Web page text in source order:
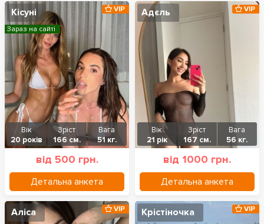
Кісуні
Вік
20 років
Зріст
166 см.
Вага
51 кг.
від 500 грн.
Детальна анкета
VIP
Зараз на сайті
Адєль
Вік
21 рік
Зріст
167 см.
Вага
56 кг.
від 1000 грн.
Детальна анкета
VIP
Аліса VIP Крістіночка VIP